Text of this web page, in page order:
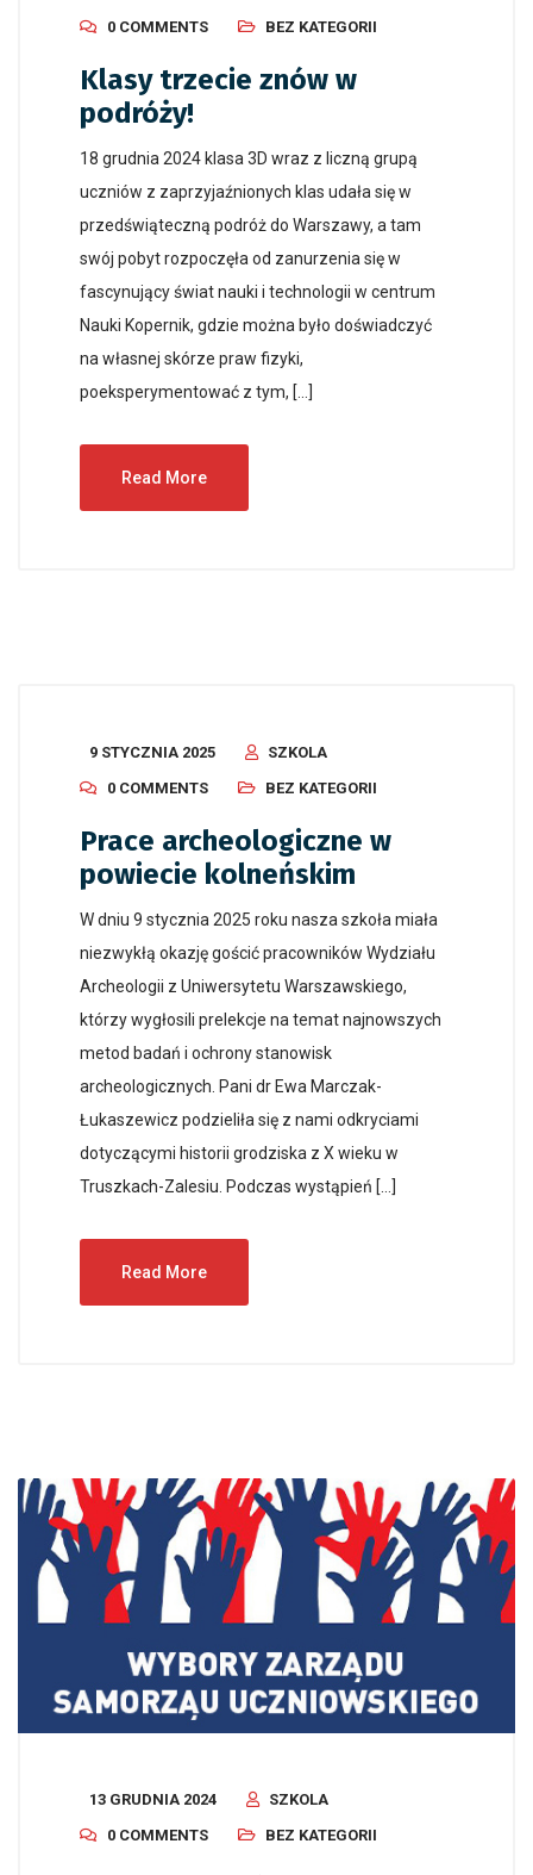
0 COMMENTS
BEZ KATEGORII
Klasy trzecie znów w
podróży!
18 grudnia 2024 klasa 3D wraz z liczną grupą
uczniów z zaprzyjaźnionych klas udała się w
przedświąteczną podróż do Warszawy, a tam
swój pobyt rozpoczęła od zanurzenia się w
fascynujący świat nauki i technologii w centrum
Nauki Kopernik, gdzie można było doświadczyć
na własnej skórze praw fizyki,
poeksperymentować z tym, […]
Read More
9 STYCZNIA 2025
SZKOLA
0 COMMENTS
BEZ KATEGORII
Prace archeologiczne w
powiecie kolneńskim
W dniu 9 stycznia 2025 roku nasza szkoła miała
niezwykłą okazję gościć pracowników Wydziału
Archeologii z Uniwersytetu Warszawskiego,
którzy wygłosili prelekcje na temat najnowszych
metod badań i ochrony stanowisk
archeologicznych. Pani dr Ewa Marczak-
Łukaszewicz podzieliła się z nami odkryciami
dotyczącymi historii grodziska z X wieku w
Truszkach-Zalesiu. Podczas wystąpień […]
Read More
13 GRUDNIA 2024
SZKOLA
0 COMMENTS
BEZ KATEGORII